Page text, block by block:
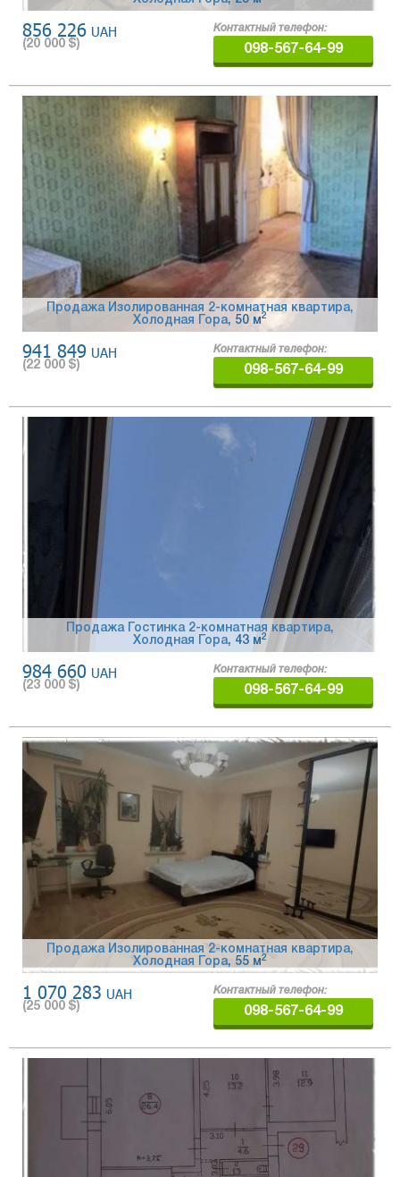
856 226 UAH
(20 000 $)
Контактный телефон:
098-567-64-99
Продажа Изолированная 2-комнатная квартира,
Холодная Гора, 50 м2
941 849 UAH
(22 000 $)
Контактный телефон:
098-567-64-99
Продажа Гостинка 2-комнатная квартира,
Холодная Гора, 43 м 2
984 660 UAH
(23 000 $)
Контактный телефон:
098-567-64-99
Продажа Изолированная 2-комнатная квартира,
Холодная Гора, 55 м 2
1 070 283 UAH
(25 000 $)
Контактный телефон:
098-567-64-99